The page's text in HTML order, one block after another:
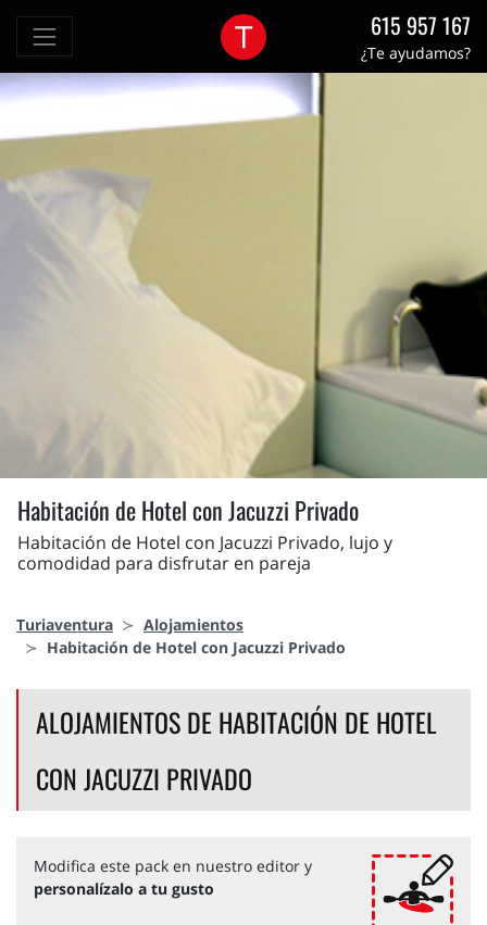
615 957 167
¿Te ayudamos?
Habitación de Hotel con Jacuzzi Privado
Habitación de Hotel con Jacuzzi Privado, lujo y
comodidad para disfrutar en pareja
Turiaventura
Alojamientos
Habitación de Hotel con Jacuzzi Privado
ALOJAMIENTOS DE HABITACIÓN DE HOTEL
CON JACUZZI PRIVADO
Modifica este pack en nuestro editor y
personalízalo a tu gusto